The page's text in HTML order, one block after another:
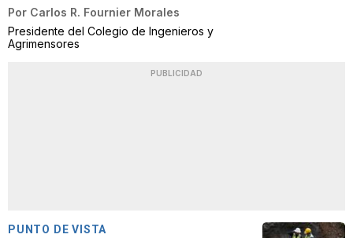
Por Carlos R. Fournier Morales
Presidente del Colegio de Ingenieros y
Agrimensores
PUBLICIDAD
PUNTO DE VISTA